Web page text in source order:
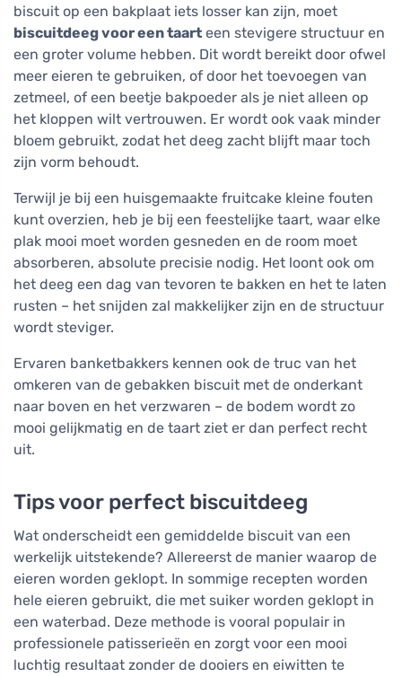
biscuit op een bakplaat iets losser kan zijn, moet
biscuitdeeg voor een taart een stevigere structuur en
een groter volume hebben. Dit wordt bereikt door ofwel
meer eieren te gebruiken, of door het toevoegen van
zetmeel, of een beetje bakpoeder als je niet alleen op
het kloppen wilt vertrouwen. Er wordt ook vaak minder
bloem gebruikt, zodat het deeg zacht blijft maar toch
zijn vorm behoudt.
Terwijl je bij een huisgemaakte fruitcake kleine fouten
kunt overzien, heb je bij een feestelijke taart, waar elke
plak mooi moet worden gesneden en de room moet
absorberen, absolute precisie nodig. Het loont ook om
het deeg een dag van tevoren te bakken en het te laten
rusten – het snijden zal makkelijker zijn en de structuur
wordt steviger.
Ervaren banketbakkers kennen ook de truc van het
omkeren van de gebakken biscuit met de onderkant
naar boven en het verzwaren – de bodem wordt zo
mooi gelijkmatig en de taart ziet er dan perfect recht
uit.
Tips voor perfect biscuitdeeg
Wat onderscheidt een gemiddelde biscuit van een
werkelijk uitstekende? Allereerst de manier waarop de
eieren worden geklopt. In sommige recepten worden
hele eieren gebruikt, die met suiker worden geklopt in
een waterbad. Deze methode is vooral populair in
professionele patisserieën en zorgt voor een mooi
luchtig resultaat zonder de dooiers en eiwitten te